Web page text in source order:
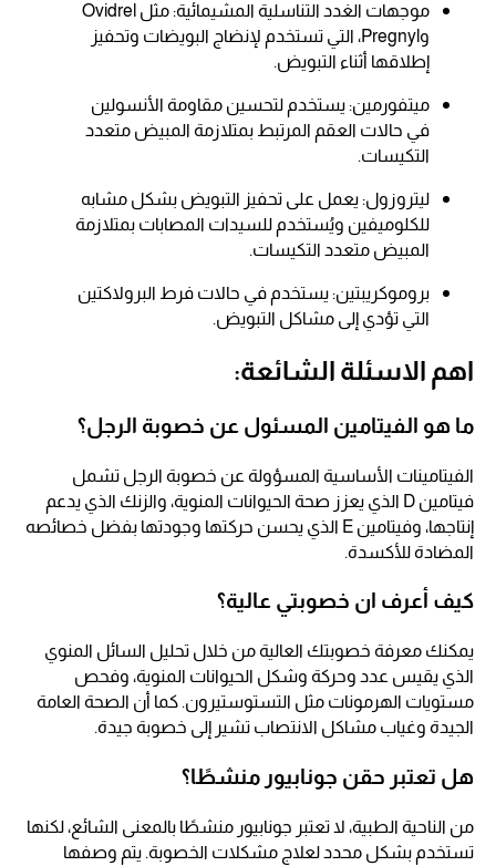
موجهات الغدد التناسلية المشيمائية: مثل Ovidrel
وPregnyl، التي تستخدم لإنضاج البويضات وتحفيز
إطلاقها أثناء التبويض.
ميتفورمين: يستخدم لتحسين مقاومة الأنسولين
في حالات العقم المرتبط بمتلازمة المبيض متعدد
التكيسات.
ليتروزول: يعمل على تحفيز التبويض بشكل مشابه
للكلوميفين ويُستخدم للسيدات المصابات بمتلازمة
المبيض متعدد التكيسات.
بروموكريبتين: يستخدم في حالات فرط البرولاكتين
التي تؤدي إلى مشاكل التبويض.
اهم الاسئلة الشائعة:
ما هو الفيتامين المسئول عن خصوبة الرجل؟
الفيتامينات الأساسية المسؤولة عن خصوبة الرجل تشمل
فيتامين D الذي يعزز صحة الحيوانات المنوية، والزنك الذي يدعم
إنتاجها، وفيتامين E الذي يحسن حركتها وجودتها بفضل خصائصه
المضادة للأكسدة.
كيف أعرف ان خصوبتي عالية؟
يمكنك معرفة خصوبتك العالية من خلال تحليل السائل المنوي
الذي يقيس عدد وحركة وشكل الحيوانات المنوية، وفحص
مستويات الهرمونات مثل التستوستيرون. كما أن الصحة العامة
الجيدة وغياب مشاكل الانتصاب تشير إلى خصوبة جيدة.
هل تعتبر حقن جونابيور منشطًا؟
من الناحية الطبية، لا تعتبر جونابيور منشطًا بالمعنى الشائع، لكنها
تستخدم بشكل محدد لعلاج مشكلات الخصوبة. يتم وصفها